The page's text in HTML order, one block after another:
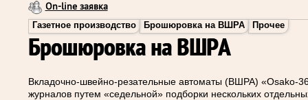
On-line заявка
Брошюровка на ВШРА
Газетное производство Брошюровка на ВШРА Прочее
Вкладочно-швейно-резательные автоматы (ВШРА) «Osako-
журналов путем «седельной» подборки нескольких